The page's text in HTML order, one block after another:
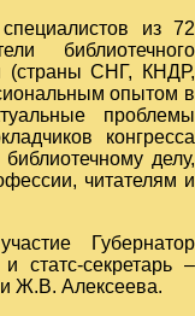
из 72
библиотечного
(страны СНГ, КНДР,
опытом в
проблемы
конгресса
делу,
читателям и
Губернатор
статс-секретарь –
Ж.В. Алексеева.